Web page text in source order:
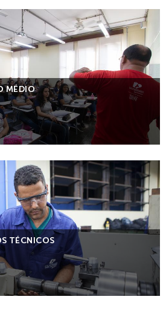
MÉDIO
TÉCNICOS